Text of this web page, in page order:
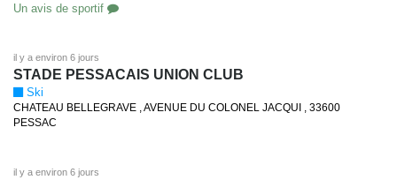
Un avis de sportif
il y a environ 6 jours
STADE PESSACAIS UNION CLUB
Ski
CHATEAU BELLEGRAVE , AVENUE DU COLONEL JACQUI , 33600
PESSAC
il y a environ 6 jours